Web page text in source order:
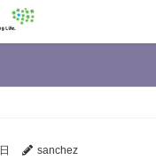
sanchez